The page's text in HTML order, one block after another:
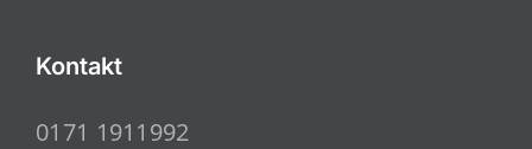
Kontakt
0171 1911992